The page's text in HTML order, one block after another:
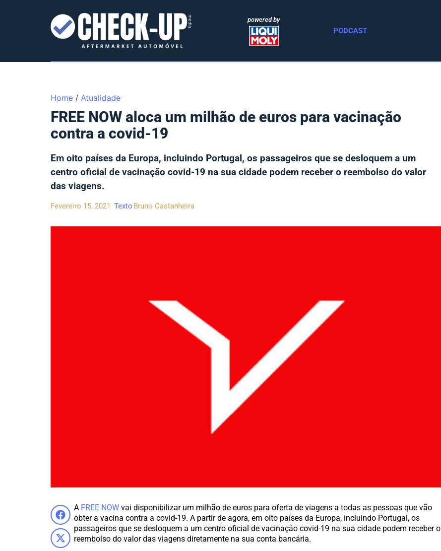
powered by
PODCAST
Home / Atualidade
FREE NOW aloca um milhão de euros para vacinação
contra a covid-19
Em oito países da Europa, incluindo Portugal, os passageiros que se desloquem a um
centro oficial de vacinação covid-19 na sua cidade podem receber o reembolso do valor
das viagens.
Fevereiro 15, 2021 Texto Bruno Castanheira
A FREE NOW vai disponibilizar um milhão de euros para oferta de viagens a todas as pessoas que vão
obter a vacina contra a covid-19. A partir de agora, em oito países da Europa, incluindo Portugal, os
passageiros que se desloquem a um centro oficial de vacinação covid-19 na sua cidade podem receber o
reembolso do valor das viagens diretamente na sua conta bancária.